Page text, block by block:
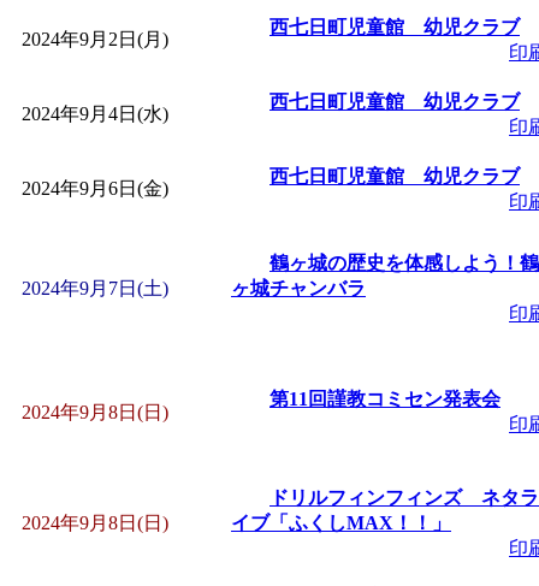
2026/07/10～2026/08/
「子育て交流広場「
間：2026/07/13～2026/
間：2026/08/10～2026/
付期間：2026/08/10～
赤ちゃん子育て講
付期間：2026/08/10～
2024年9月2日(月)
西七日町児童館 幼児クラブ
印
2024年9月4日(水)
西七日町児童館 幼児クラブ
印
2024年9月6日(金)
西七日町児童館 幼児クラブ
印
2024年9月7日(土)
鶴ヶ城の歴史を体感しよう！鶴
ヶ城チャンバラ
印
2024年9月8日(日)
第11回謹教コミセン発表会
印
2024年9月8日(日)
ドリルフィンフィンズ ネタラ
イブ「ふくしMAX！！」
印